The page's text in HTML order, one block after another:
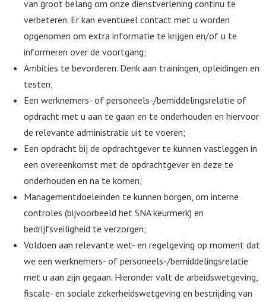
van groot belang om onze dienstverlening continu te
verbeteren. Er kan eventueel contact met u worden
opgenomen om extra informatie te krijgen en/of u te
informeren over de voortgang;
Ambities te bevorderen. Denk aan trainingen, opleidingen en
testen;
Een werknemers- of personeels-/bemiddelingsrelatie of
opdracht met u aan te gaan en te onderhouden en hiervoor
de relevante administratie uit te voeren;
Een opdracht bij de opdrachtgever te kunnen vastleggen in
een overeenkomst met de opdrachtgever en deze te
onderhouden en na te komen;
Managementdoeleinden te kunnen borgen, om interne
controles (bijvoorbeeld het SNA keurmerk) en
bedrijfsveiligheid te verzorgen;
Voldoen aan relevante wet- en regelgeving op moment dat
we een werknemers- of personeels-/bemiddelingsrelatie
met u aan zijn gegaan. Hieronder valt de arbeidswetgeving,
fiscale- en sociale zekerheidswetgeving en bestrijding van